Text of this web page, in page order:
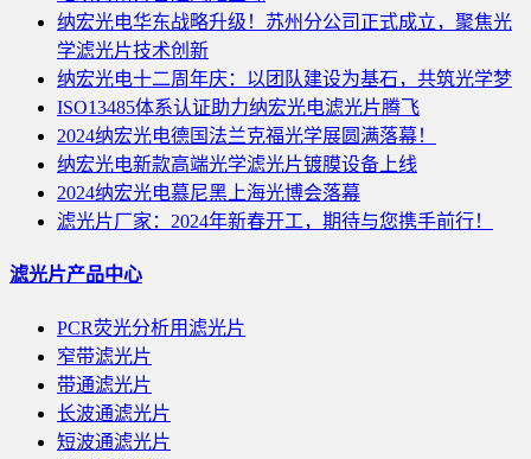
纳宏光电华东战略升级！苏州分公司正式成立，聚焦光
学滤光片技术创新
纳宏光电十二周年庆：以团队建设为基石，共筑光学梦
ISO13485体系认证助力纳宏光电滤光片腾飞
2024纳宏光电德国法兰克福光学展圆满落幕！
纳宏光电新款高端光学滤光片镀膜设备上线
2024纳宏光电慕尼黑上海光博会落幕
滤光片厂家：2024年新春开工，期待与您携手前行！
滤光片产品中心
PCR荧光分析用滤光片
窄带滤光片
带通滤光片
长波通滤光片
短波通滤光片